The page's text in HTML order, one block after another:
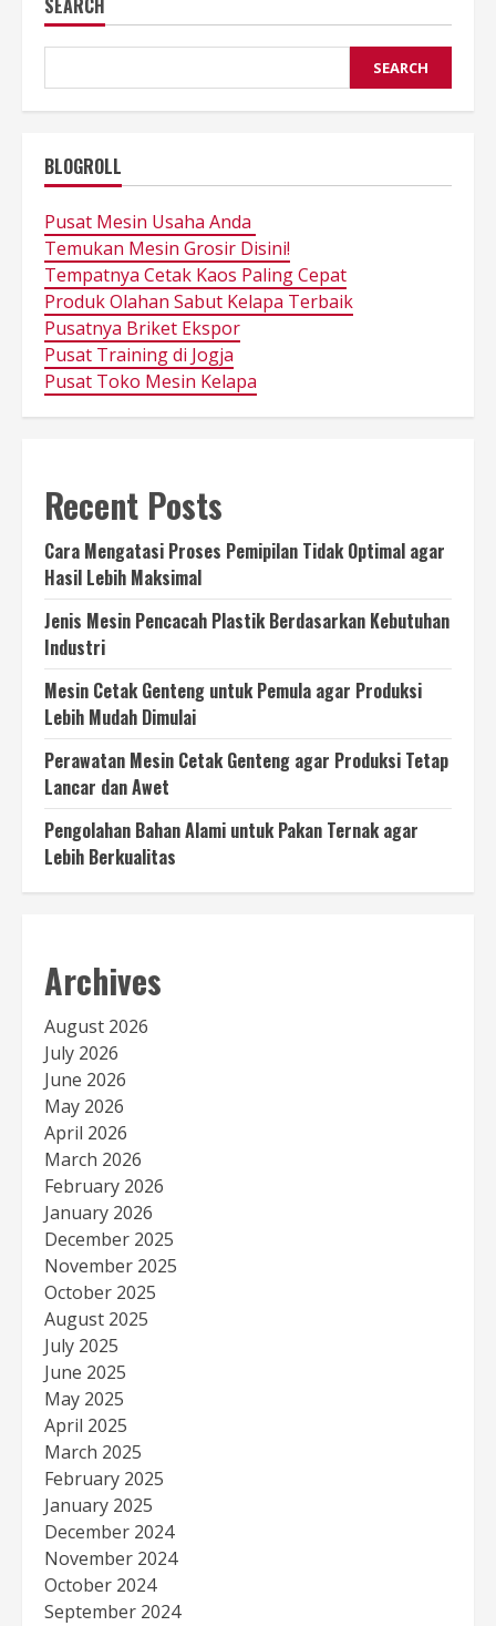
SEARCH
SEARCH
BLOGROLL
Pusat Mesin Usaha Anda
Temukan Mesin Grosir Disini!
Tempatnya Cetak Kaos Paling Cepat
Produk Olahan Sabut Kelapa Terbaik
Pusatnya Briket Ekspor
Pusat Training di Jogja
Pusat Toko Mesin Kelapa
Recent Posts
Cara Mengatasi Proses Pemipilan Tidak Optimal agar
Hasil Lebih Maksimal
Jenis Mesin Pencacah Plastik Berdasarkan Kebutuhan
Industri
Mesin Cetak Genteng untuk Pemula agar Produksi
Lebih Mudah Dimulai
Perawatan Mesin Cetak Genteng agar Produksi Tetap
Lancar dan Awet
Pengolahan Bahan Alami untuk Pakan Ternak agar
Lebih Berkualitas
Archives
August 2026
July 2026
June 2026
May 2026
April 2026
March 2026
February 2026
January 2026
December 2025
November 2025
October 2025
August 2025
July 2025
June 2025
May 2025
April 2025
March 2025
February 2025
January 2025
December 2024
November 2024
October 2024
September 2024